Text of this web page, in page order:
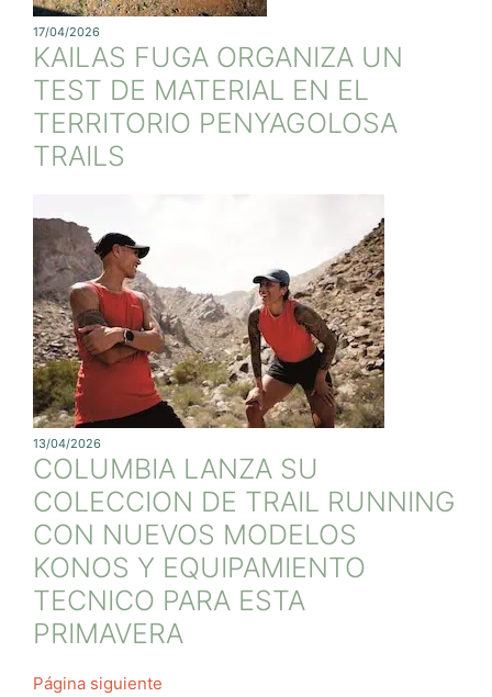
17/04/2026
KAILAS FUGA ORGANIZA UN
TEST DE MATERIAL EN EL
TERRITORIO PENYAGOLOSA
TRAILS
13/04/2026
COLUMBIA LANZA SU
COLECCION DE TRAIL RUNNING
CON NUEVOS MODELOS
KONOS Y EQUIPAMIENTO
TECNICO PARA ESTA
PRIMAVERA
Página siguiente